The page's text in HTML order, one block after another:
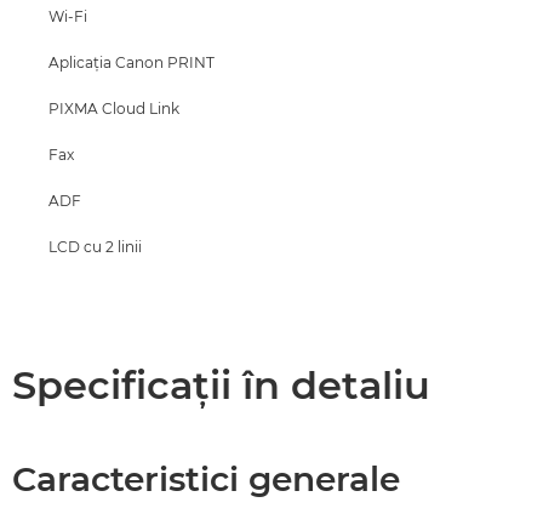
Wi-Fi
Aplicaţia Canon PRINT
PIXMA Cloud Link
Fax
ADF
LCD cu 2 linii
Specificaţii în detaliu
Caracteristici generale